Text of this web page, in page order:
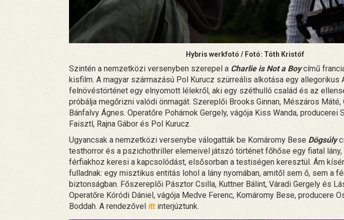
Hybris werkfotó / Fotó: Tóth Kristóf
Szintén a nemzetközi versenyben szerepel a Charlie is Not a Boy című
kisfilm. A magyar származású Pol Kurucz szürreális alkotása egy allegorikus
felnövéstörténet egy elnyomott lélekről, aki egy széthulló család és az
próbálja megőrizni valódi önmagát. Szereplői Brooks Ginnan, Mészáros Máté,
Bánfalvy Ágnes. Operatőre Pohárnok Gergely, vágója Kiss Wanda, producerei
Faisztl, Rajna Gábor és Pol Kurucz.
Ugyancsak a nemzetközi versenybe válogatták be Komáromy Bese Dögsúly
testhorror és a pszichothriller elemeivel játszó történet főhőse egy fiatal
férfiakhoz keresi a kapcsolódást, elsősorban a testiségen keresztül. Ám
fulladnak: egy misztikus entitás lohol a lány nyomában, amitől sem ő, sem a
biztonságban. Főszereplői Pásztor Csilla, Kuttner Bálint, Váradi Gergely és
Operatőre Kóródi Dániel, vágója Medve Ferenc, Komáromy Bese, producere
Boddah. A rendezővel itt interjúztunk.